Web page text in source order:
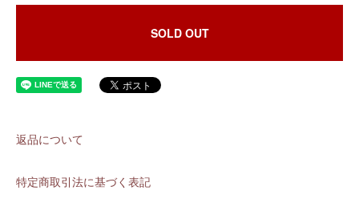
SOLD OUT
返品について
特定商取引法に基づく表記